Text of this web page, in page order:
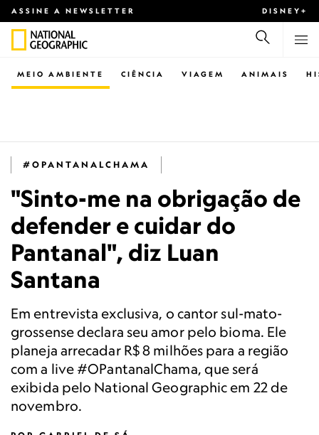
ASSINE A NEWSLETTER DISNEY+
CIÊNCIA VIAGEM ANIMAIS
MEIO AMBIENTE
#OPANTANALCHAMA
"Sinto-me na obrigação de
defender e cuidar do
Pantanal", diz Luan
Santana
Em entrevista exclusiva, o cantor sul-mato-
grossense declara seu amor pelo bioma. Ele
planeja arrecadar R$ 8 milhões para a região
com a live #OPantanalChama, que será
exibida pelo National Geographic em 22 de
novembro.